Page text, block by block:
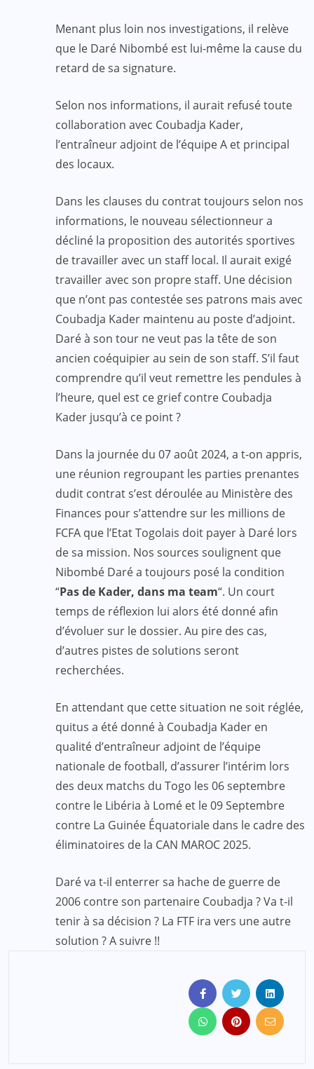
Menant plus loin nos investigations, il relève
que le Daré Nibombé est lui-même la cause du
retard de sa signature.
Selon nos informations, il aurait refusé toute
collaboration avec Coubadja Kader,
l’entraîneur adjoint de l’équipe A et principal
des locaux.
Dans les clauses du contrat toujours selon nos
informations, le nouveau sélectionneur a
décliné la proposition des autorités sportives
de travailler avec un staff local. Il aurait exigé
travailler avec son propre staff. Une décision
que n’ont pas contestée ses patrons mais avec
Coubadja Kader maintenu au poste d’adjoint.
Daré à son tour ne veut pas la tête de son
ancien coéquipier au sein de son staff. S’il faut
comprendre qu’il veut remettre les pendules à
l’heure, quel est ce grief contre Coubadja
Kader jusqu’à ce point ?
Dans la journée du 07 août 2024, a t-on appris,
une réunion regroupant les parties prenantes
dudit contrat s’est déroulée au Ministère des
Finances pour s’attendre sur les millions de
FCFA que l’Etat Togolais doit payer à Daré lors
de sa mission. Nos sources soulignent que
Nibombé Daré a toujours posé la condition
“Pas de Kader, dans ma team“. Un court
temps de réflexion lui alors été donné afin
d’évoluer sur le dossier. Au pire des cas,
d’autres pistes de solutions seront
recherchées.
En attendant que cette situation ne soit réglée,
quitus a été donné à Coubadja Kader en
qualité d’entraîneur adjoint de l’équipe
nationale de football, d’assurer l’intérim lors
des deux matchs du Togo les 06 septembre
contre le Libéria à Lomé et le 09 Septembre
contre La Guinée Équatoriale dans le cadre des
éliminatoires de la CAN MAROC 2025.
Daré va t-il enterrer sa hache de guerre de
2006 contre son partenaire Coubadja ? Va t-il
tenir à sa décision ? La FTF ira vers une autre
solution ? A suivre !!